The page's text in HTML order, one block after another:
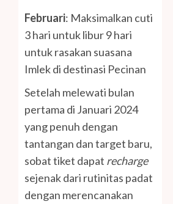
Februari: Maksimalkan cuti
3 hari untuk libur 9 hari
untuk rasakan suasana
Imlek di destinasi Pecinan
Setelah melewati bulan
pertama di Januari 2024
yang penuh dengan
tantangan dan target baru,
sobat tiket dapat recharge
sejenak dari rutinitas padat
dengan merencanakan